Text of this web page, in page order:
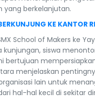
berkelanjutan.
KE KANTOR
School of Makers ke
siswa
bertujuan
menjelaskan
lain untuk
hal-hal kecil di sekitar